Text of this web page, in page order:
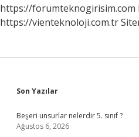
https://forumteknogirisim.com
https://vienteknoloji.com.tr
Sidebar
Son Yazılar
Beşeri unsurlar nelerdir 5. sınıf ?
Ağustos 6, 2026